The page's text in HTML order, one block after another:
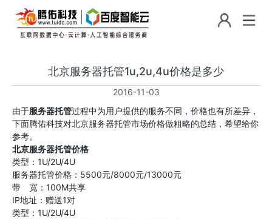
北京服务器托管1u,2u,4u价格是多少
2016-11-03
由于服务器托管过程中为用户提供的服务不同，价格也有所差异，
下面腾佑科技对北京服务器托管市场价格做粗略的总结，希望给你
参考。
北京服务器托管价格
类型：1U/2U/4U
服务器托管价格：5500元/8000元/13000元
带 宽：100M共享
IP地址：赠送1对
类型：1U/2U/4U